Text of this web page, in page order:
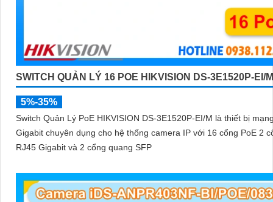
SWITCH QUẢN LÝ 16 POE HIKVISION DS-3E1520P-EI/M
5%-35%
Switch Quản Lý PoE HIKVISION DS-3E1520P-EI/M là thiết bị
Gigabit chuyên dụng cho hệ thống camera IP với 16 cổng PoE 2
RJ45 Gigabit và 2 cổng quang SFP